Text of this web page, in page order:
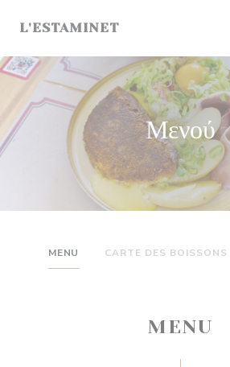
L'ESTAMINET
Μενού
MENU CARTE DES BOISSONS
MENU